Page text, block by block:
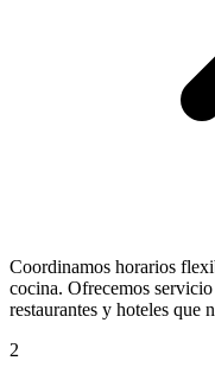
Coordinamos horarios
cocina. Ofrecemos
restaurantes y hoteles que
2